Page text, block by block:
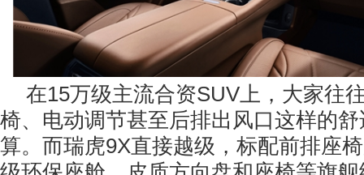
在15万级主流合资SUV上，大家往
椅、电动调节甚至后排出风口这样的
算。而瑞虎9X直接越级，标配前排座